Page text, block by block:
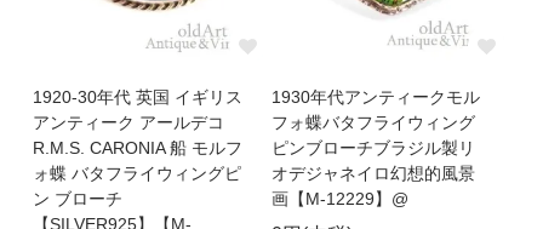
1920-30年代 英国 イギリス
アンティーク アールデコ
R.M.S. CARONIA 船 モルフ
ォ蝶 バタフライウィングピ
ン ブローチ
【SILVER925】【M-
1930年代アンティークモル
フォ蝶バタフライウィング
ピンブローチブラジル製リ
オデジャネイロ幻想的風景
画【M-12229】@